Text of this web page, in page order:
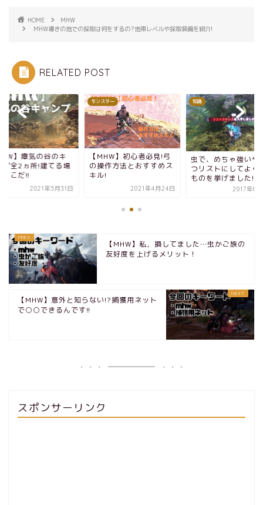
HOME
MHW
MHW導きの地での採取は何をするの?地帯レベルや採取装備を紹介!
RELATED POST
】瘴気の谷のキ
プ全2ヵ所!建てる場
ここだ!!
2021年5月31日
モンスター
【MHW】初心者必見!弓
の操作方法とおすすめス
キル!
2021年4月24日
知識
虫で、めちゃ強いや
つリストにしてよく
ものを挙げました!
2017年8
【MHW】私，損してました…虫かご族の
友好度を上げるメリット！
【MHW】意外と知らない!?捕獲用ネット
で○○できるんです!!
スポンサーリンク